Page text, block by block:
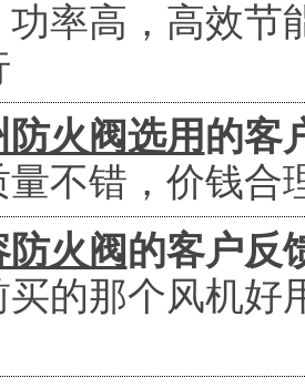
率高，高效节
火阀选用 的客
量不错，价钱合
火阀的客户反
买的那个风机好